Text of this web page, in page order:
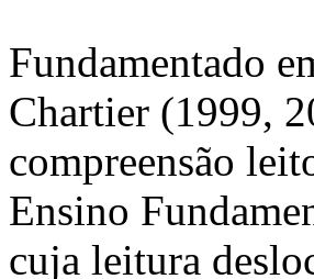
Fundamentado
Chartier (1999,
compreensão
Ensino
cuja leitura